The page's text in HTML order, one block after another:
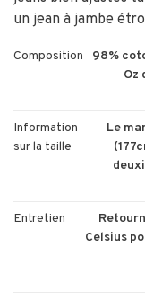
un jean à jambe
Composition
98%
Oz
Information
sur la taille
Le
Entretien
Celsius